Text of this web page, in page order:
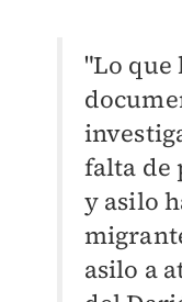
"Lo que
falta de
y asilo
asilo a